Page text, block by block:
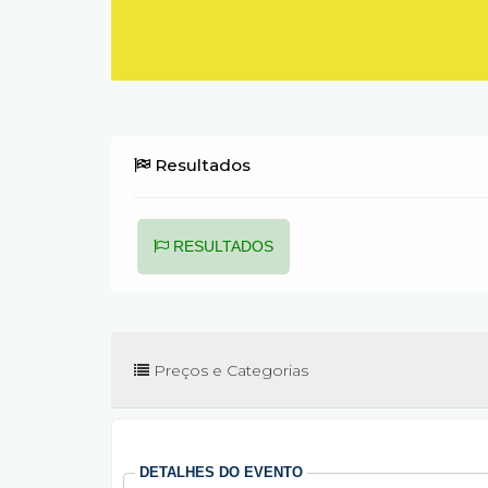
Resultados
RESULTADOS
Preços e Categorias
DETALHES DO EVENTO